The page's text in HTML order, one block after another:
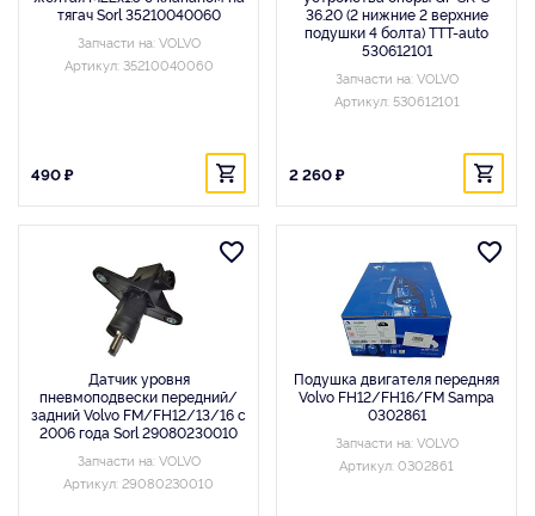
тягач Sorl 35210040060
Запчасти на: VOLVO
Артикул: 35210040060
490 ₽
36.20 (2 нижние 2 верхние
подушки 4 болта) TTT-auto
530612101
Запчасти на: VOLVO
Артикул: 530612101
2 260 ₽
Датчик уровня
пневмоподвески передний/
задний Volvo FM/FH12/13/16 с
2006 года Sorl 29080230010
Запчасти на: VOLVO
Артикул: 29080230010
Подушка двигателя передняя
Volvo FH12/FH16/FM Sampa
0302861
Запчасти на: VOLVO
Артикул: 0302861